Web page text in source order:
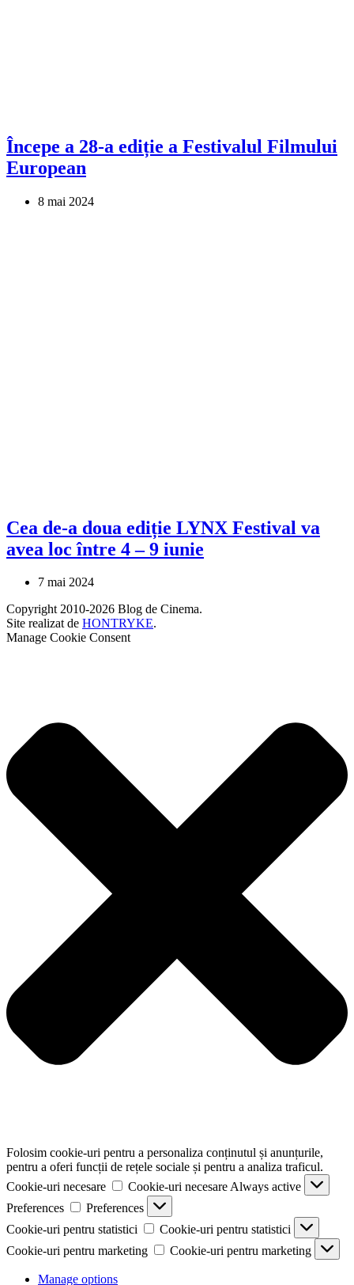
Începe a 28-a ediție a Festivalul Filmului
European
8 mai 2024
Cea de-a doua ediție LYNX Festival va
avea loc între 4 – 9 iunie
7 mai 2024
Copyright 2010-2026 Blog de Cinema.
Site realizat de HONTRYKE.
Manage Cookie Consent
Folosim cookie-uri pentru a personaliza conținutul și anunțurile,
pentru a oferi funcții de rețele sociale și pentru a analiza traficul.
Cookie-uri necesare
Cookie-uri necesare Always active
Preferences
Preferences
Cookie-uri pentru statistici
Cookie-uri pentru statistici
Cookie-uri pentru marketing
Cookie-uri pentru marketing
Manage options